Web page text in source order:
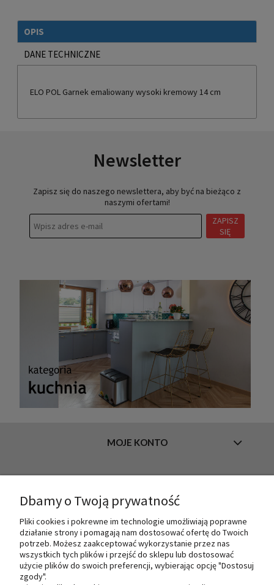
OPIS
DANE TECHNICZNE
ELO POL Garnek emaliowany wysoki kremowy 14 cm
Newsletter
Zapisz się do naszego newslettera, aby być na bieżąco z
naszymi ofertami!
ZAPISZ
SIĘ
MOJE KONTO
O NAS
Dbamy o Twoją prywatność
Pliki cookies i pokrewne im technologie umożliwiają poprawne
działanie strony i pomagają nam dostosować ofertę do Twoich
potrzeb. Możesz zaakceptować wykorzystanie przez nas
wszystkich tych plików i przejść do sklepu lub dostosować
użycie plików do swoich preferencji, wybierając opcję "Dostosuj
zgody".